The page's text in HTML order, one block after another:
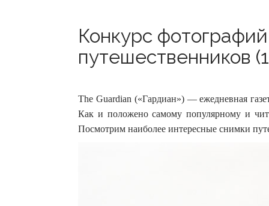
Конкурс
путешественников
The Guardian («Гардиан») — ежедневная
Как и положено самому популярному и
Посмотрим наиболее интересные снимки